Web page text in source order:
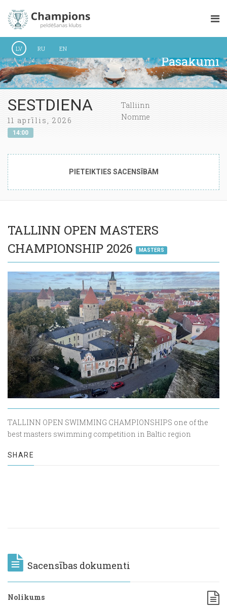
LV RU EN
Pasākumi
SESTDIENA
11 aprīlis, 2026
14:00
Talliinn
Nomme
PIETEIKTIES SACENSĪBĀM
TALLINN OPEN MASTERS
CHAMPIONSHIP 2026
MASTERS
TALLINN OPEN SWIMMING CHAMPIONSHIPS one of the
best masters swimming competition in Baltic region
SHARE
Sacensības dokumenti
Nolikums